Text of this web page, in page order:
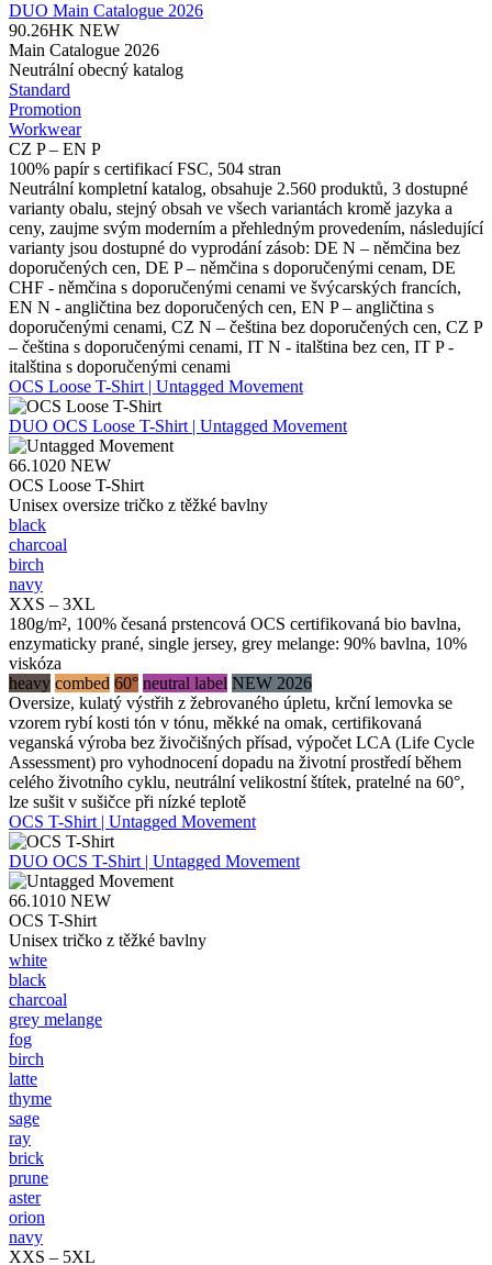
DUO Main Catalogue 2026
90.26HK NEW
Main Catalogue 2026
Neutrální obecný katalog
Standard
Promotion
Workwear
CZ P – EN P
100% papír s certifikací FSC, 504 stran
Neutrální kompletní katalog, obsahuje 2.560 produktů, 3 dostupné
varianty obalu, stejný obsah ve všech variantách kromě jazyka a
ceny, zaujme svým moderním a přehledným provedením, následující
varianty jsou dostupné do vyprodání zásob: DE N – němčina bez
doporučených cen, DE P – němčina s doporučenými cenam, DE
CHF - němčina s doporučenými cenami ve švýcarských francích,
EN N - angličtina bez doporučených cen, EN P – angličtina s
doporučenými cenami, CZ N – čeština bez doporučených cen, CZ P
– čeština s doporučenými cenami, IT N - italština bez cen, IT P -
italština s doporučenými cenami
OCS Loose T-Shirt | Untagged Movement
DUO OCS Loose T-Shirt | Untagged Movement
66.1020 NEW
OCS Loose T-Shirt
Unisex oversize tričko z těžké bavlny
black
charcoal
birch
navy
XXS – 3XL
180g/m², 100% česaná prstencová OCS certifikovaná bio bavlna,
enzymaticky prané, single jersey, grey melange: 90% bavlna, 10%
viskóza
heavy combed 60° neutral label NEW 2026
Oversize, kulatý výstřih z žebrovaného úpletu, krční lemovka se
vzorem rybí kosti tón v tónu, měkké na omak, certifikovaná
veganská výroba bez živočišných přísad, výpočet LCA (Life Cycle
Assessment) pro vyhodnocení dopadu na životní prostředí během
celého životního cyklu, neutrální velikostní štítek, pratelné na 60°,
lze sušit v sušičce při nízké teplotě
OCS T-Shirt | Untagged Movement
DUO OCS T-Shirt | Untagged Movement
66.1010 NEW
OCS T-Shirt
Unisex tričko z těžké bavlny
white
black
charcoal
grey melange
fog
birch
latte
thyme
sage
ray
brick
prune
aster
orion
navy
XXS – 5XL